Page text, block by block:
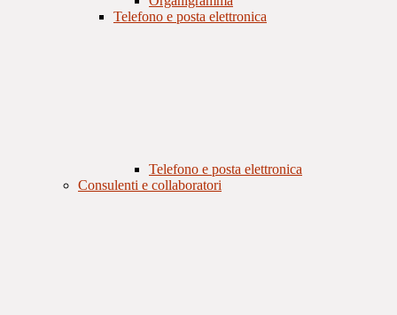
Telefono e posta elettronica
Telefono e posta elettronica
Consulenti e collaboratori